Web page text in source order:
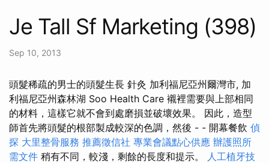
Je Tall Sf Marketing (398)
Sep 10, 2013
頭髮稀疏的男士的頭髮生長 針灸 加利福尼亞州爾灣市, 加
利福尼亞州森林湖 Soo Health Care 襯裡需要與上部相同
的材料，這樣它就不會到處磨損並破壞效果。 因此，造型
師首先將頭髮的根部製成較深的色調，然後 - - 開幕餐飲 偵
探 大里整骨服務 推薦徵信社 專業會議點心供應 辦護照所
需文件 稍有不同，較淺，剩餘的長度和提示。 人工植牙技